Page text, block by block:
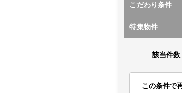
こだわり条件
特集物件
該当件数
この条件で